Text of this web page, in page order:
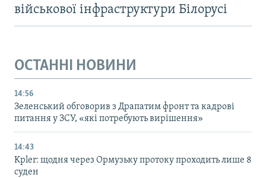
військової інфраструктури Білорусі
ОСТАННІ НОВИНИ
14:56
Зеленський обговорив з Драпатим фронт та кадрові
питання у ЗСУ, «які потребують вирішення»
14:43
Kpler: щодня через Ормузьку протоку проходить лише 8
суден